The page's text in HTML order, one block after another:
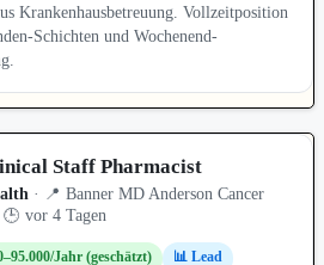
Krankenhausbetreuung. Vollzeitposition
Schichten und Wochenend-
Staff Pharmacist
· 📍 Banner MD Anderson Cancer
vor 4 Tagen
Jahr (geschätzt) 📊 Lead